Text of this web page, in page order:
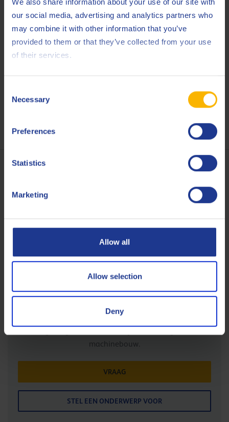
We also share information about your use of our site with
our social media, advertising and analytics partners who
may combine it with other information that you’ve
provided to them or that they’ve collected from your use
of their services.
Selection
Necessary
Preferences
Statistics
Marketing
Allow all
Allow selection
Deny
Van onze expert Joris van der List
Na 8 jaar gewerkt te hebben bij het Q8Research
Institute in Rotterdam, heeft Joris van der List zich
Technology Manager, is hij ook een expert in het
machinebouw.
VRAAG
STEL EEN ONDERWERP VOOR